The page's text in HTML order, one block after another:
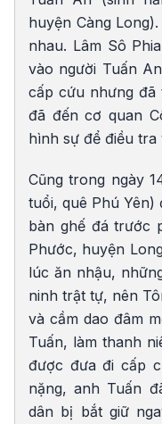
huyện Càng
nhau. Lâm Sô
vào người Tuấn
cấp cứu nhưng đã
đã đến cơ quan
hình sự để điều tra
Cũng trong ngày
tuổi, quê Phú Yên)
bàn ghế đá trước
Phước, huyện
lúc ăn nhậu,
ninh trật tự, nên
và cầm dao đâm
Tuấn, làm thanh
được đưa đi cấp
nặng, anh Tuấn
dân bị bắt giữ